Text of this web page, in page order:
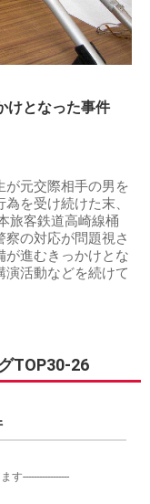
けとなった事件
が元交際相手の男を
を受け続けた末、
旅客鉄道高崎線桶
の対応が問題視さ
が進むきっかけとな
演活動などを続けて
TOP30-26
す-----------------